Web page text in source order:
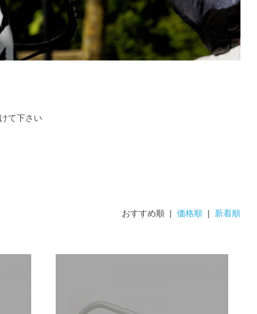
て下さい
おすすめ順 |価格順 | 新着順